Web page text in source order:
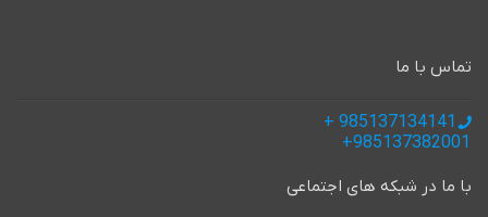
تماس با ما
با ما در شبکه های اجتماعی